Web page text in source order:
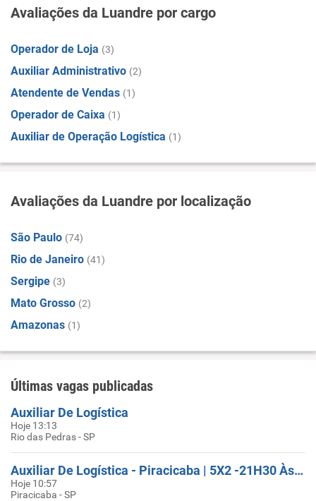
Avaliações da Luandre por cargo
Operador de Loja (3)
Auxiliar Administrativo (2)
Atendente de Vendas (1)
Operador de Caixa (1)
Auxiliar de Operação Logística (1)
Avaliações da Luandre por localização
São Paulo (74)
Rio de Janeiro (41)
Sergipe (3)
Mato Grosso (2)
Amazonas (1)
Últimas vagas publicadas
Auxiliar De Logística
Hoje 13:13
Rio das Pedras - SP
Auxiliar De Logística - Piracicaba | 5X2 -21H30 Às 06H25
Hoje 10:57
Piracicaba - SP